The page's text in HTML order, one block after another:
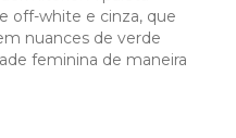
off-white e cinza, que
nuances de verde
feminina de maneira